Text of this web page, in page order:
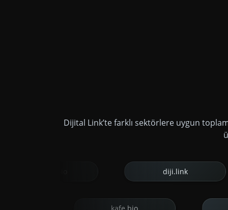
Dijital Link’te farklı sektörlere uygun